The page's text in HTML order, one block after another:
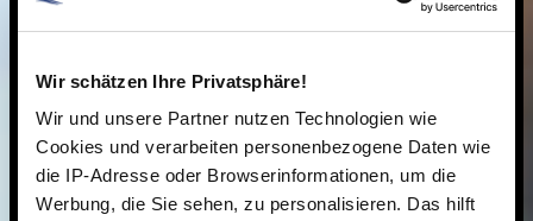
Wir schätzen Ihre Privatsphäre!
Wir und unsere Partner nutzen Technologien wie
Cookies und verarbeiten personenbezogene Daten wie
die IP-Adresse oder Browserinformationen, um die
Werbung, die Sie sehen, zu personalisieren. Das hilft